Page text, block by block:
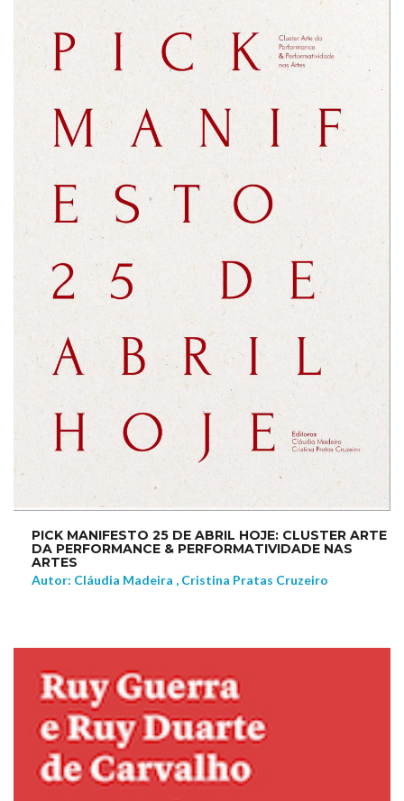
PICK MANIFESTO 25 DE ABRIL HOJE: CLUSTER ARTE
DA PERFORMANCE & PERFORMATIVIDADE NAS
ARTES
Autor: Cláudia Madeira , Cristina Pratas Cruzeiro